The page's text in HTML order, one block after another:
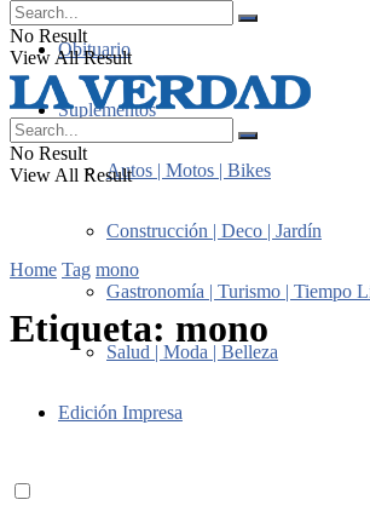
Obituario
Suplementos
Autos | Motos | Bikes
Construcción | Deco | Jardín
Gastronomía | Turismo | Tiempo
Salud | Moda | Belleza
Edición Impresa
No Result
View All Result
No Result
View All Result
Home Tag mono
Etiqueta: mono